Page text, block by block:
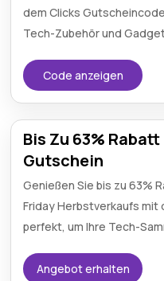
dem Clicks
Tech-Zubehör und
Code anzeigen
Bis Zu 63%
Gutschein
Genießen Sie bis zu 63%
Friday Herbstverkaufs mit
perfekt, um Ihre Tech-
Angebot erhalten